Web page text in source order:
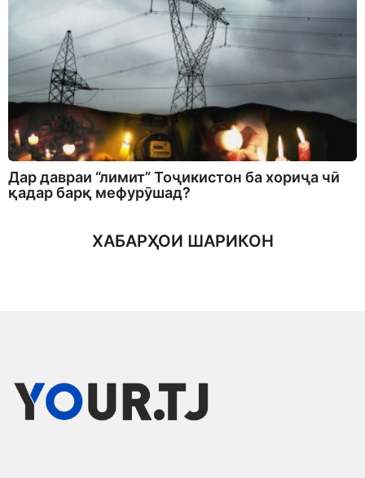
Дар давраи “лимит” Тоҷикистон ба хориҷа чӣ
қадар барқ мефурӯшад?
ХАБАРҲОИ ШАРИКОН